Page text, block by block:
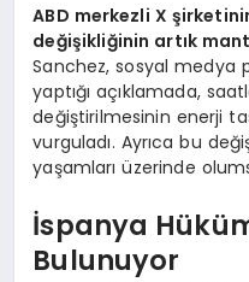
ABD merkezli X
değişikliğinin artık
Sanchez, sosyal medya
yaptığı açıklamada,
değiştirilmesinin enerji
vurguladı. Ayrıca bu
yaşamları üzerinde
İspanya
Bulunuyor